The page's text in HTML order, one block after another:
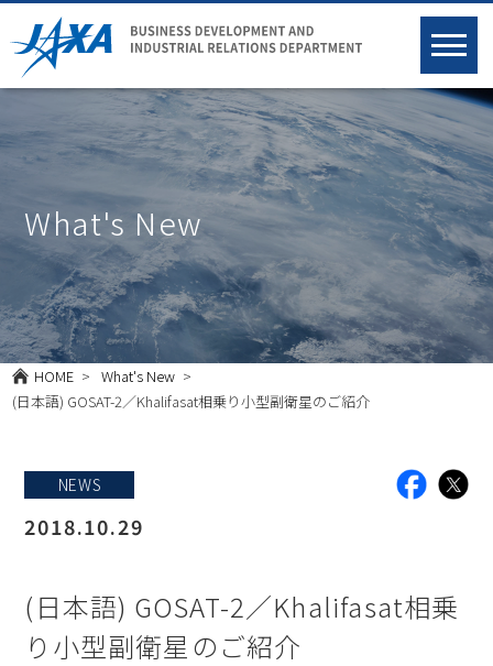
What's New
HOME
What's New
(日本語) GOSAT-2／Khalifasat相乗り小型副衛星のご紹介
NEWS
2018.10.29
facebook
X
(日本語) GOSAT-2／Khalifasat相乗
り小型副衛星のご紹介